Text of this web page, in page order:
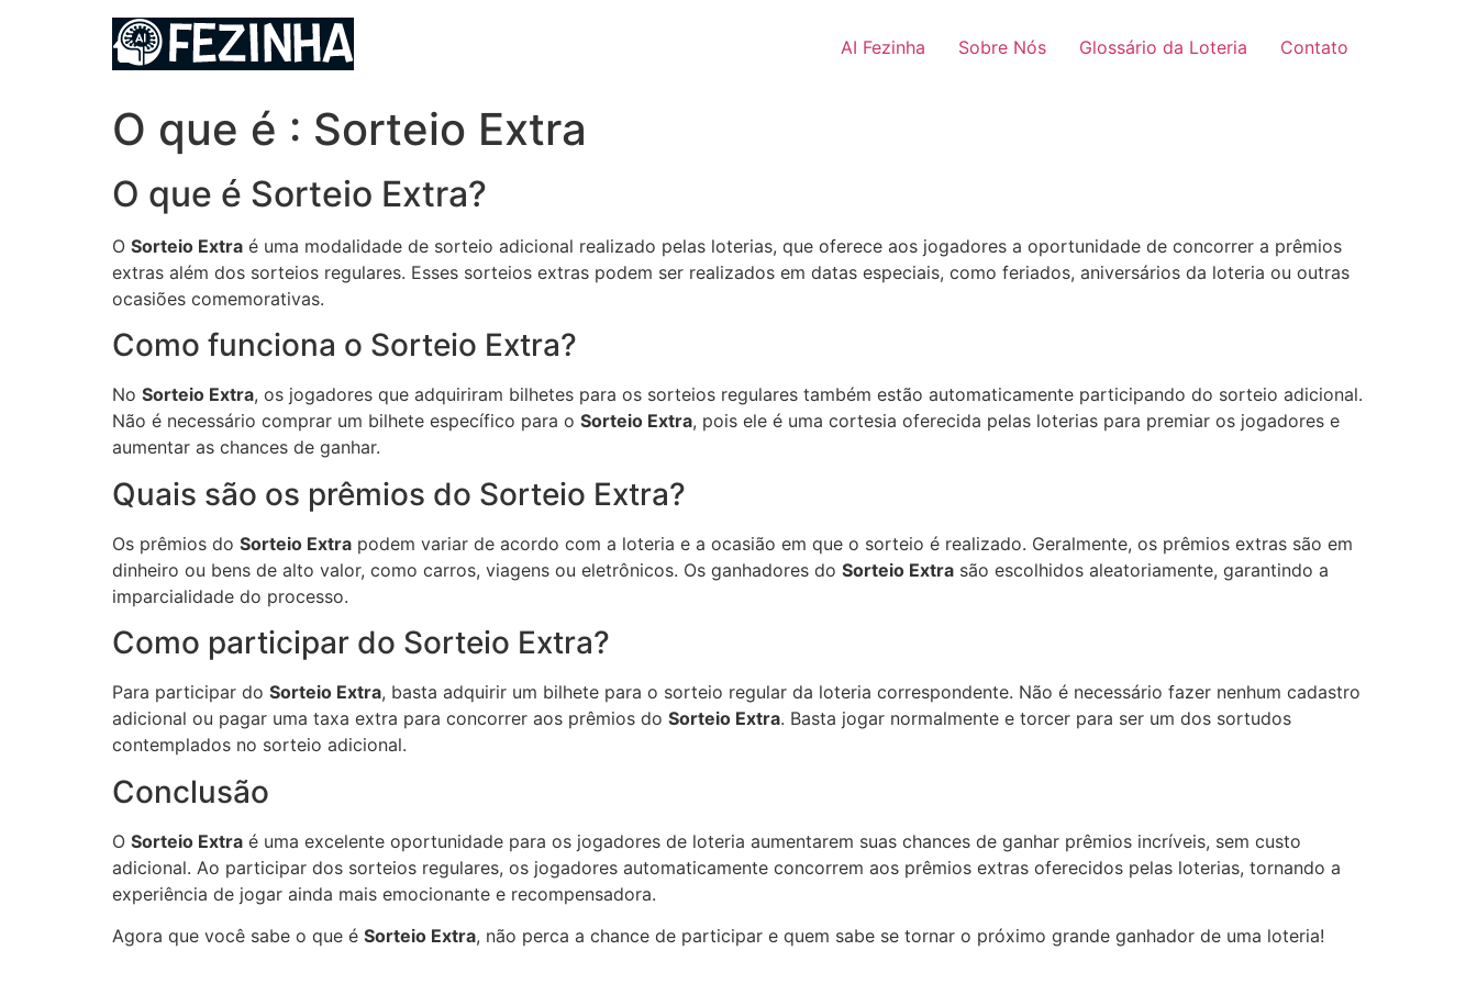
AI Fezinha Sobre Nós Glossário da Loteria Contato
O que é : Sorteio Extra
O que é Sorteio Extra?
O Sorteio Extra é uma modalidade de sorteio adicional realizado pelas loterias, que oferece aos jogadores a oportunidade de concorrer a prêmios
extras além dos sorteios regulares. Esses sorteios extras podem ser realizados em datas especiais, como feriados, aniversários da loteria ou outras
ocasiões comemorativas.
Como funciona o Sorteio Extra?
No Sorteio Extra, os jogadores que adquiriram bilhetes para os sorteios regulares também estão automaticamente participando do sorteio adicional.
Não é necessário comprar um bilhete específico para o Sorteio Extra, pois ele é uma cortesia oferecida pelas loterias para premiar os jogadores e
aumentar as chances de ganhar.
Quais são os prêmios do Sorteio Extra?
Os prêmios do Sorteio Extra podem variar de acordo com a loteria e a ocasião em que o sorteio é realizado. Geralmente, os prêmios extras são em
dinheiro ou bens de alto valor, como carros, viagens ou eletrônicos. Os ganhadores do Sorteio Extra são escolhidos aleatoriamente, garantindo a
imparcialidade do processo.
Como participar do Sorteio Extra?
Para participar do Sorteio Extra, basta adquirir um bilhete para o sorteio regular da loteria correspondente. Não é necessário fazer nenhum cadastro
adicional ou pagar uma taxa extra para concorrer aos prêmios do Sorteio Extra. Basta jogar normalmente e torcer para ser um dos sortudos
contemplados no sorteio adicional.
Conclusão
O Sorteio Extra é uma excelente oportunidade para os jogadores de loteria aumentarem suas chances de ganhar prêmios incríveis, sem custo
adicional. Ao participar dos sorteios regulares, os jogadores automaticamente concorrem aos prêmios extras oferecidos pelas loterias, tornando a
experiência de jogar ainda mais emocionante e recompensadora.
Agora que você sabe o que é Sorteio Extra, não perca a chance de participar e quem sabe se tornar o próximo grande ganhador de uma loteria!